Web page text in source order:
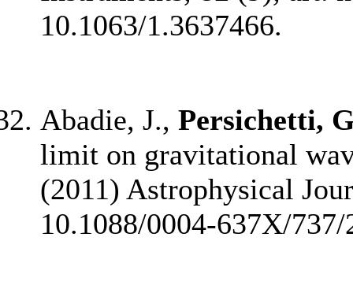
10.1063/1.3637466.
Abadie, J., Persichetti,
limit on gravitational
(2011) Astrophysical
10.1088/0004-637X/737/